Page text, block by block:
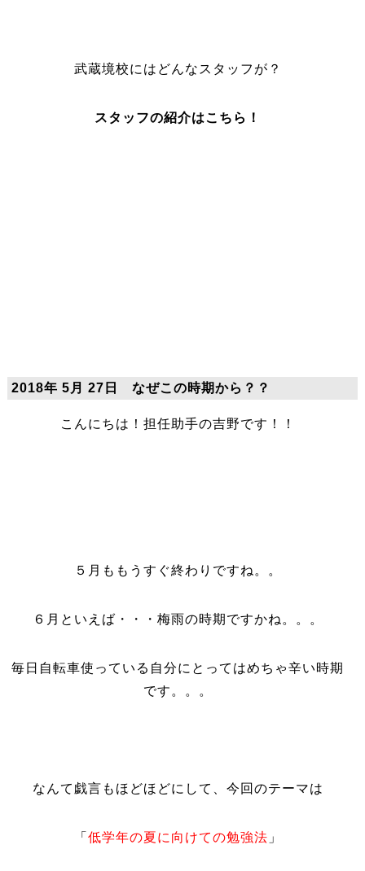
武蔵境校にはどんなスタッフが？
スタッフの紹介はこちら！
2018年 5月 27日 なぜこの時期から？？
こんにちは！担任助手の吉野です！！
５月ももうすぐ終わりですね。。
６月といえば・・・梅雨の時期ですかね。。。
毎日自転車使っている自分にとってはめちゃ辛い時期
です。。。
なんて戯言もほどほどにして、今回のテーマは
「 低学年の夏に向けての勉強法 」